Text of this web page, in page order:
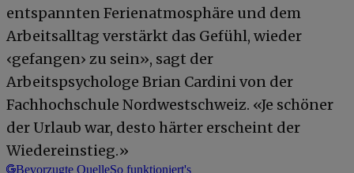
entspannten Ferienatmosphäre und dem
Arbeitsalltag verstärkt das Gefühl, wieder
‹gefangen› zu sein», sagt der
Arbeitspsychologe Brian Cardini von der
Fachhochschule Nordwestschweiz. «Je schöner
der Urlaub war, desto härter erscheint der
Wiedereinstieg.»
Bevorzugte QuelleSo funktioniert's